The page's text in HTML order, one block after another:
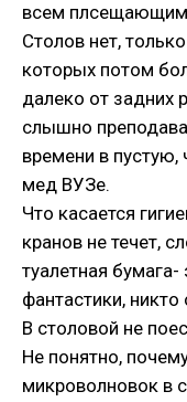
всем плсещающим
Столов нет,
которых потом
далеко от задних
слышно
времени в пустую,
мед ВУЗе.
Что касается
кранов не течет,
туалетная
фантастики,
В столовой не
Не понятно,
микроволновок в